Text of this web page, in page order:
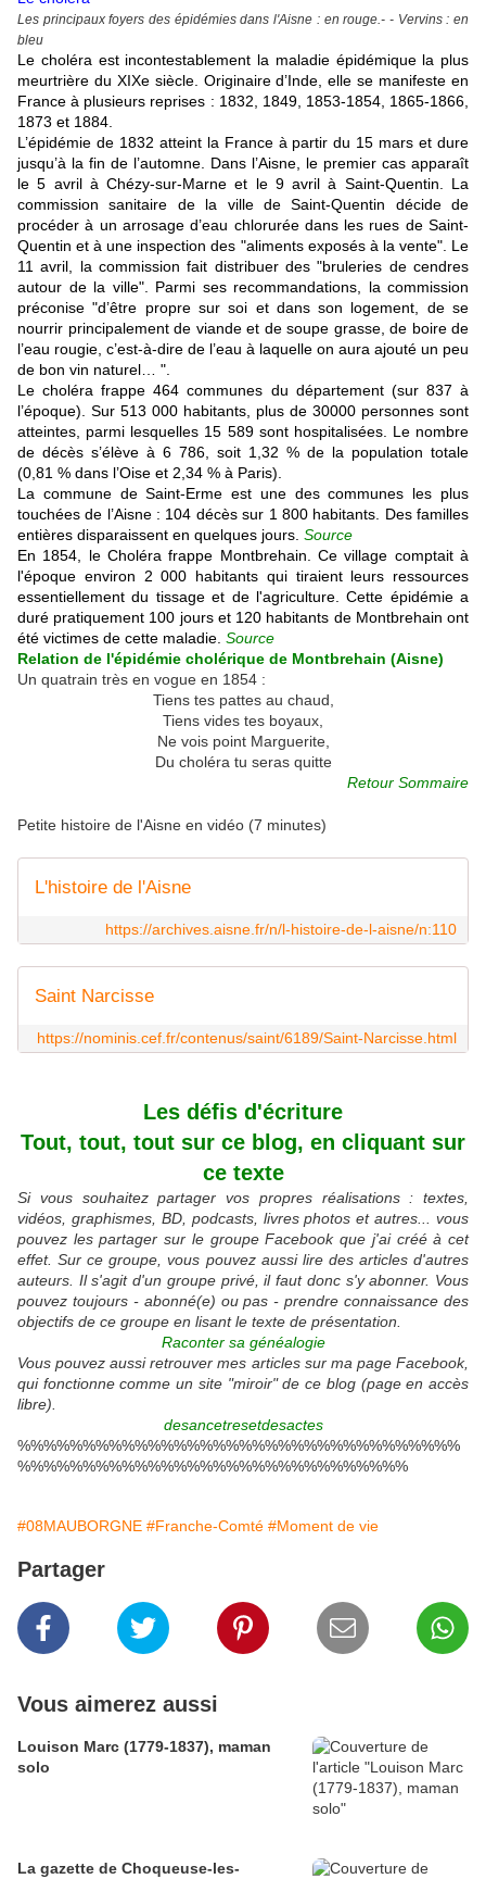
Les principaux foyers des épidémies dans l'Aisne : en rouge.- - Vervins : en
bleu
Le choléra est incontestablement la maladie épidémique la plus
meurtrière du XIXe siècle. Originaire d’Inde, elle se manifeste en
France à plusieurs reprises : 1832, 1849, 1853-1854, 1865-1866,
1873 et 1884.
L’épidémie de 1832 atteint la France à partir du 15 mars et dure
jusqu’à la fin de l’automne. Dans l’Aisne, le premier cas apparaît
le 5 avril à Chézy-sur-Marne et le 9 avril à Saint-Quentin. La
commission sanitaire de la ville de Saint-Quentin décide de
procéder à un arrosage d’eau chlorurée dans les rues de Saint-
Quentin et à une inspection des "aliments exposés à la vente". Le
11 avril, la commission fait distribuer des "bruleries de cendres
autour de la ville". Parmi ses recommandations, la commission
préconise "d’être propre sur soi et dans son logement, de se
nourrir principalement de viande et de soupe grasse, de boire de
l’eau rougie, c’est-à-dire de l’eau à laquelle on aura ajouté un peu
de bon vin naturel… ".
Le choléra frappe 464 communes du département (sur 837 à
l’époque). Sur 513 000 habitants, plus de 30000 personnes sont
atteintes, parmi lesquelles 15 589 sont hospitalisées. Le nombre
de décès s’élève à 6 786, soit 1,32 % de la population totale
(0,81 % dans l’Oise et 2,34 % à Paris).
La commune de Saint-Erme est une des communes les plus
touchées de l’Aisne : 104 décès sur 1 800 habitants. Des familles
entières disparaissent en quelques jours. Source
En 1854, le Choléra frappe Montbrehain. Ce village comptait à
l'époque environ 2 000 habitants qui tiraient leurs ressources
essentiellement du tissage et de l'agriculture. Cette épidémie a
duré pratiquement 100 jours et 120 habitants de Montbrehain ont
été victimes de cette maladie. Source
Relation de l'épidémie cholérique de Montbrehain (Aisne)
Un quatrain très en vogue en 1854 :
Tiens tes pattes au chaud,
Tiens vides tes boyaux,
Ne vois point Marguerite,
Du choléra tu seras quitte
Retour Sommaire
Petite histoire de l'Aisne en vidéo (7 minutes)
L'histoire de l'Aisne
https://archives.aisne.fr/n/l-histoire-de-l-aisne/n:110
Saint Narcisse
https://nominis.cef.fr/contenus/saint/6189/Saint-Narcisse.html
Les défis d'écriture
Tout, tout, tout sur ce blog, en cliquant sur
ce texte
Si vous souhaitez partager vos propres réalisations : textes,
vidéos, graphismes, BD, podcasts, livres photos et autres... vous
pouvez les partager sur le groupe Facebook que j'ai créé à cet
effet. Sur ce groupe, vous pouvez aussi lire des articles d'autres
auteurs. Il s'agit d'un groupe privé, il faut donc s'y abonner. Vous
pouvez toujours - abonné(e) ou pas - prendre connaissance des
objectifs de ce groupe en lisant le texte de présentation.
Raconter sa généalogie
Vous pouvez aussi retrouver mes articles sur ma page Facebook,
qui fonctionne comme un site "miroir" de ce blog (page en accès
libre).
desancetresetdesactes
%%%%%%%%%%%%%%%%%%%%%%%%%%%%%%%%%%
%%%%%%%%%%%%%%%%%%%%%%%%%%%%%%
#08MAUBORGNE #Franche-Comté #Moment de vie
Partager
Vous aimerez aussi
Louison Marc (1779-1837), maman
solo
La gazette de Choqueuse-les-